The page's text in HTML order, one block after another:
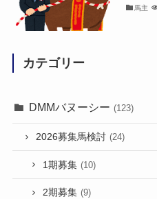
馬主
カテゴリー
DMMバヌーシー (123)
2026募集馬検討 (24)
1期募集 (10)
2期募集 (9)